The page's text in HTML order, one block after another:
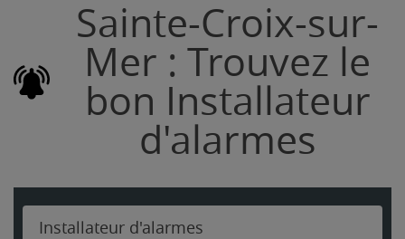
Sainte-Croix-sur-
Mer : Trouvez le
bon Installateur
d'alarmes
Installateur d'alarmes